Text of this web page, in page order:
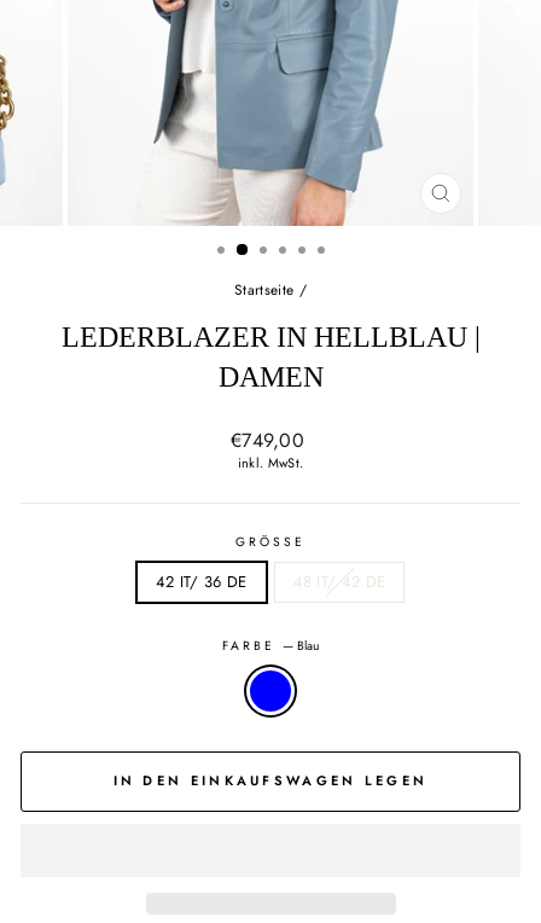
Startseite /
LEDERBLAZER IN HELLBLAU |
DAMEN
Normaler
Preis
€749,00
inkl. MwSt.
GRÖSSE
42 IT/ 36 DE 48 IT/ 42 DE
FARBE—Blau
IN DEN EINKAUFSWAGEN LEGEN